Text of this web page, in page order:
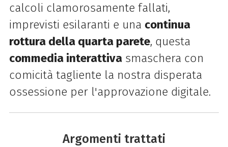
calcoli clamorosamente fallati,
imprevisti esilaranti e una continua
rottura della quarta parete, questa
commedia interattivasmaschera con
comicità tagliente la nostra disperata
ossessione per l'approvazione digitale.
Argomenti trattati